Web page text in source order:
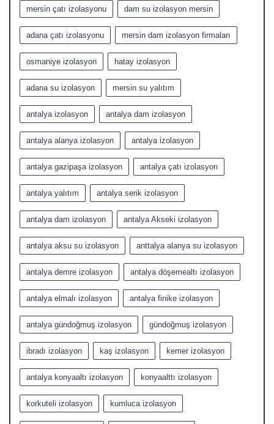
mersin çatı izolasyonu dam su izolasyon mersin
adana çatı izolasyonu mersin dam izolasyon firmaları
osmaniye izolasyon hatay izolasyon
adana su izolasyon mersin su yalıtım
antalya izolasyon antalya dam izolasyon
antalya alanya izolasyon antalya izolasyon
antalya gazipaşa izolasyon antalya çatı izolasyon
antalya yalıtım antalya serik izolasyon
antalya dam izolasyon antalya Akseki izolasyon
antalya aksu su izolasyon anttalya alanya su izolasyon
antalya demre izolasyon antalya döşemealtı izolasyon
antalya elmalı izolasyon antalya finike izolasyon
antalya gündoğmuş izolasyon gündoğmuş izolasyon
ibradı izolasyon kaş izolasyon kemer izolasyon
antalya konyaaltı izolasyon konyaalttı izolasyon
korkuteli izolasyon kumluca izolasyon